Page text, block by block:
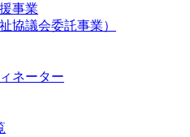
事業
協議会委託事業）
ネーター